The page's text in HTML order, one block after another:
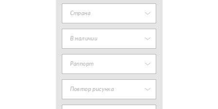
Страна
В наличии
Раппорт
Повтор рисунка